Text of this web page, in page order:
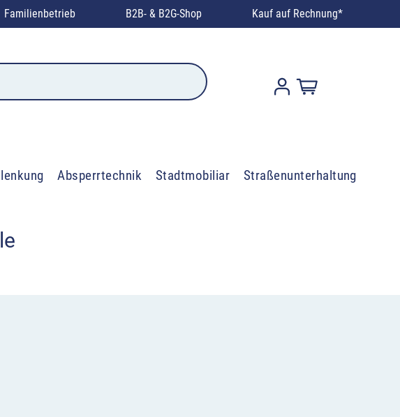
Familienbetrieb B2B- & B2G-Shop Kauf auf Rechnung*
Absperrtechnik Stadtmobiliar Straßenunterhaltung